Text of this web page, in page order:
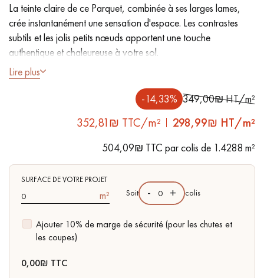
Nos conseillers sont disponibles au
09-8899140
VOUS AVEZ UN PROJET ?
pas dans le choix et la pose de votre parquet.
Un expert Décoplus Parquets vous appelle
La teinte claire de ce Parquet, combinée à ses larges lames,
crée instantanément une sensation d'espace. Les contrastes
subtils et les jolis petits nœuds apportent une touche
authentique et chaleureuse à votre sol.
- Larmes largeur XL 15.2 cm - Longeurs fixes 2350 mm
- Aspect Bois chene clair, Vernis mat
- Choix Authentic - Nœuds, gerces, fissures colmatées,
- Couche d'usure de 4 mm, équivalente à un parquet massif
Lire plus
-14,33% 349,00₪ HT/m²
352,81₪ TTC/m² 298,99₪ HT/m²
504,09₪ TTC par colis de 1.4288 m²
SURFACE DE VOTRE PROJET
m²
Ajouter 10% de marge de sécurité (pour les chutes et
les coupes)
Soit - + colis
0,00₪ TTC